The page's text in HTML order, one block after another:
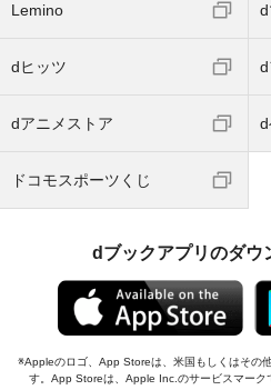
Lemino
dヒッツ d
dアニメストア
ドコモスポーツくじ
dブックアプリのダウ
Appleのロゴ、App Storeは、米国もしくはその
す。App Storeは、Apple Inc.のサービスマーク